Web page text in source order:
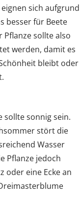
sich aufgrund
besser für Beete
Pflanze sollte also
werden, damit es
bleibt oder
sonnig sein.
stört die
Wasser
Pflanze jedoch
oder eine Ecke an